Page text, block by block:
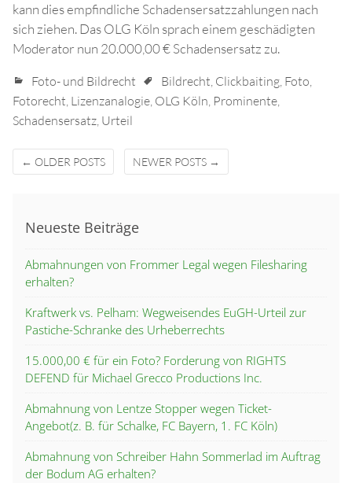
kann dies empfindliche Schadensersatzzahlungen nach
sich ziehen. Das OLG Köln sprach einem geschädigten
Moderator nun 20.000,00 € Schadensersatz zu.
Foto- und Bildrecht Bildrecht, Clickbaiting, Foto,
Fotorecht, Lizenzanalogie, OLG Köln, Prominente,
Schadensersatz, Urteil
Posts
navigation
← OLDER POSTS NEWER POSTS →
Neueste Beiträge
Abmahnungen von Frommer Legal wegen Filesharing
erhalten?
Kraftwerk vs. Pelham: Wegweisendes EuGH-Urteil zur
Pastiche-Schranke des Urheberrechts
15.000,00 € für ein Foto? Forderung von RIGHTS
DEFEND für Michael Grecco Productions Inc.
Abmahnung von Lentze Stopper wegen Ticket-
Angebot(z. B. für Schalke, FC Bayern, 1. FC Köln)
Abmahnung von Schreiber Hahn Sommerlad im Auftrag
der Bodum AG erhalten?